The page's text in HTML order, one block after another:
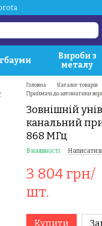
Вироби з
металу
Головна Каталог товарів
Приймачі до автоматики
Зовнішній
канальний
868 МГц
В наявності Написати
3 804 грн/
шт.
Купити